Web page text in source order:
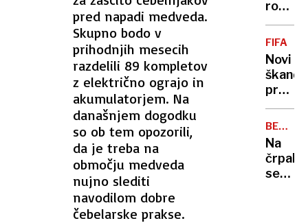
pred napadi medveda.
Skupno bodo v
prihodnjih mesecih
razdelili 89 kompletov
z električno ograjo in
akumulatorjem. Na
današnjem dogodku
so ob tem opozorili,
da je treba na
območju medveda
nujno slediti
navodilom dobre
čebelarske prakse.
vojak
umrl
zaradi
romal
sporni
pršut?
zasegli
skoraj
tisoč
kosov
FIFA
Novi
vrh
ljubica
in
BENCIN
IN
DIZEL
Na
se